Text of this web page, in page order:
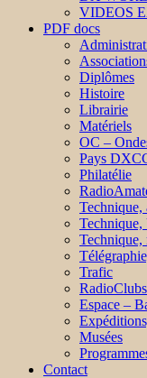
VIDEOS
PDF docs
Diplômes
Histoire
Librairie
Matériels
OC –
Pays
Philatélie
Technique,
Technique,
Trafic
RadioClubs
Espace –
Musées
Contact